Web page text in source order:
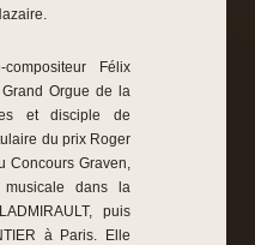
Félix
Orgue de la
et disciple de
du prix Roger
Concours Graven,
musicale dans la
puis
à Paris. Elle